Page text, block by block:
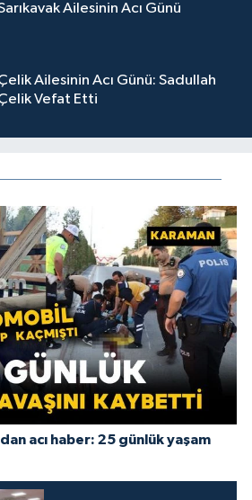
Ailesinin Acı Günü
Ailesinin Acı Günü: Sadullah
Vefat Etti
acı haber: 25 günlük yaşam